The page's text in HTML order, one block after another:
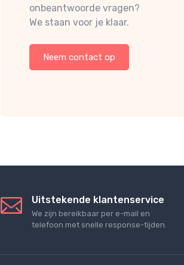
onbeantwoorde vragen?
We staan voor je klaar.
Neem contact op
Uitstekende klantenservice
We zijn bereikbaar per e-mail en
telefoon met snelle response-tijden.